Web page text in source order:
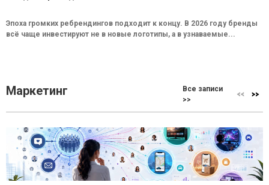
Эпоха громких ребрендингов подходит к концу. В 2026 году бренды
всё чаще инвестируют не в новые логотипы, а в узнаваемые...
Маркетинг
Все записи
>>